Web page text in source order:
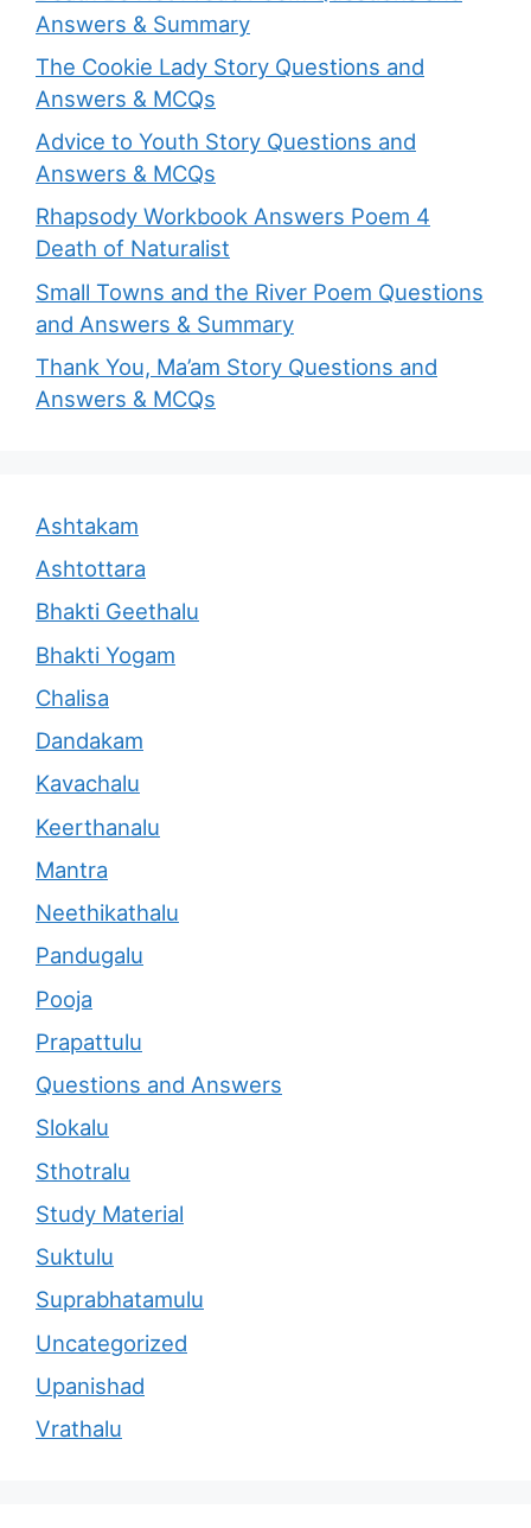
Answers & Summary
The Cookie Lady Story Questions and
Answers & MCQs
Advice to Youth Story Questions and
Answers & MCQs
Rhapsody Workbook Answers Poem 4
Death of Naturalist
Small Towns and the River Poem Questions
and Answers & Summary
Thank You, Ma’am Story Questions and
Answers & MCQs
Ashtakam
Ashtottara
Bhakti Geethalu
Bhakti Yogam
Chalisa
Dandakam
Kavachalu
Keerthanalu
Mantra
Neethikathalu
Pandugalu
Pooja
Prapattulu
Questions and Answers
Slokalu
Sthotralu
Study Material
Suktulu
Suprabhatamulu
Uncategorized
Upanishad
Vrathalu